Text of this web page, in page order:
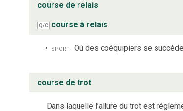
course de relais
Q/C course à relais
sport Où des coéquipiers se
course de trot
Dans laquelle l’allure du trot est